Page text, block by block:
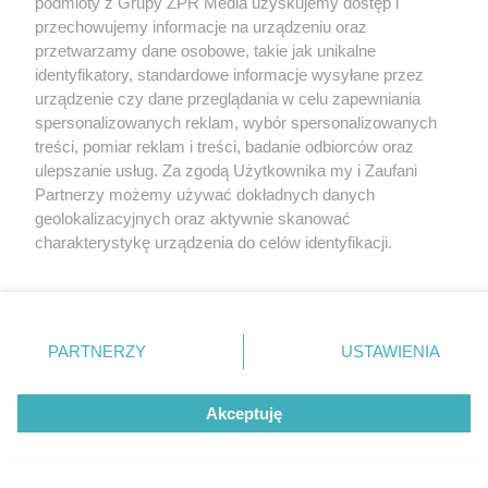
SIATKÓWKA
Klubowe Mistrzostwa Świata
przechowujemy informacje na urządzeniu oraz
przetwarzamy dane osobowe, takie jak unikalne
identyfikatory, standardowe informacje wysyłane przez
urządzenie czy dane przeglądania w celu zapewniania
spersonalizowanych reklam, wybór spersonalizowanych
treści, pomiar reklam i treści, badanie odbiorców oraz
ulepszanie usług. Za zgodą Użytkownika my i Zaufani
Partnerzy możemy używać dokładnych danych
geolokalizacyjnych oraz aktywnie skanować
charakterystykę urządzenia do celów identyfikacji.
zmienić/wycofać klikając przycisk ustawień prywatności
znajdujący się w lewym dolnym rogu strony
rodzaje przetwarzania danych nie wymagają zgody
użytkownika, ale masz prawo sprzeciwić się takiemu
przetwarzaniu. Preferencje będą miały zastosowanie tylko
PARTNERZY USTAWIENIA
Akceptuję